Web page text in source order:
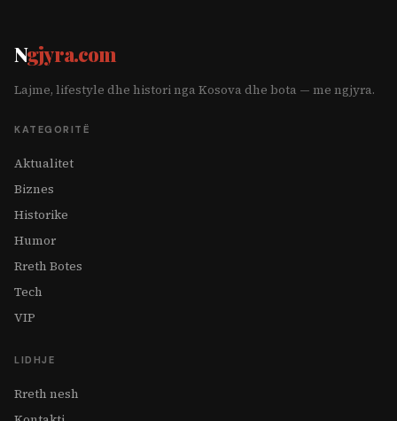
Ngjyra.com
Lajme, lifestyle dhe histori nga Kosova dhe bota — me ngjyra.
KATEGORITË
Aktualitet
Biznes
Historike
Humor
Rreth Botes
Tech
VIP
LIDHJE
Rreth nesh